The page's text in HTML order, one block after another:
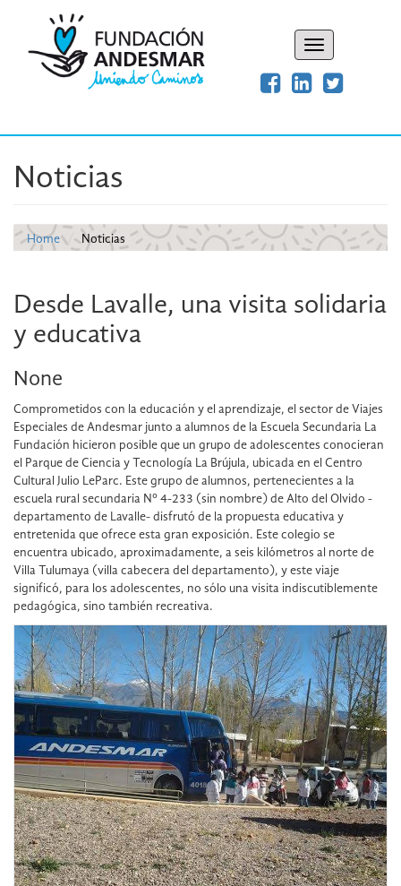
Toggle
navigation
Noticias
Home Noticias
Desde Lavalle, una visita solidaria
y educativa
None
Comprometidos con la educación y el aprendizaje, el sector de Viajes
Especiales de Andesmar junto a alumnos de la Escuela Secundaria La
Fundación hicieron posible que un grupo de adolescentes conocieran
el Parque de Ciencia y Tecnología La Brújula, ubicada en el Centro
Cultural Julio LeParc. Este grupo de alumnos, pertenecientes a la
escuela rural secundaria Nº 4-233 (sin nombre) de Alto del Olvido -
departamento de Lavalle- disfrutó de la propuesta educativa y
entretenida que ofrece esta gran exposición. Este colegio se
encuentra ubicado, aproximadamente, a seis kilómetros al norte de
Villa Tulumaya (villa cabecera del departamento), y este viaje
significó, para los adolescentes, no sólo una visita indiscutiblemente
pedagógica, sino también recreativa.